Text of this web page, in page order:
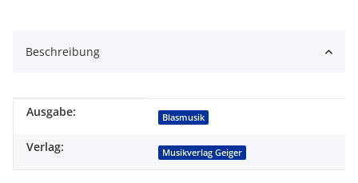
Beschreibung
Produkteigenschaft
Wert
Ausgabe: Blasmusik
Verlag: Musikverlag Geiger